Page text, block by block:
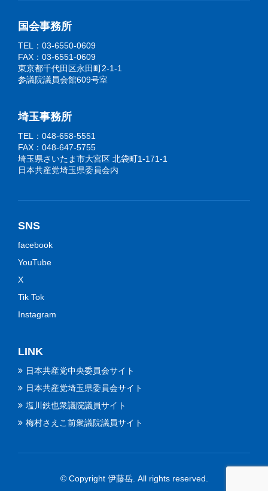
国会事務所
TEL：03-6550-0609
FAX：03-6551-0609
東京都千代田区永田町2-1-1
参議院議員会館609号室
埼玉事務所
TEL：048-658-5551
FAX：048-647-5755
埼玉県さいたま市大宮区 北袋町1-171-1
日本共産党埼玉県委員会内
SNS
facebook
YouTube
X
Tik Tok
Instagram
LINK
日本共産党中央委員会サイト
日本共産党埼玉県委員会サイト
塩川鉄也衆議院議員サイト
梅村さえこ前衆議院議員サイト
© Copyright 伊藤岳. All rights reserved.